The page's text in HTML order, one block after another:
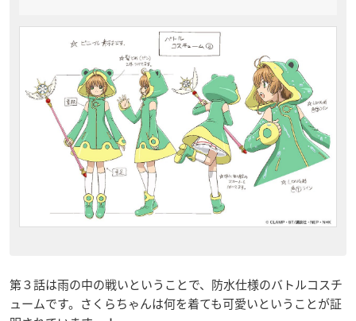
第３話は雨の中の戦いということで、防水仕様のバトルコスチ
ュームです。さくらちゃんは何を着ても可愛いということが証